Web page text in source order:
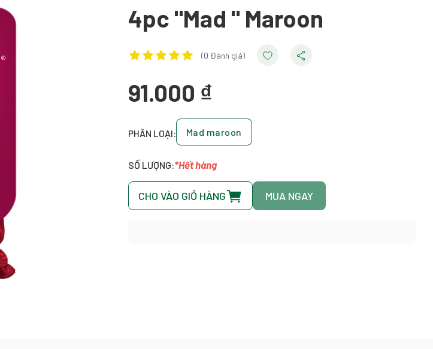
4pc "Mad " Maroon
(0 Đánh giá)
91.000 ₫
PHÂN LOẠI: Mad maroon
SỐ LƯỢNG:*Hết hàng
CHO VÀO GIỎ HÀNG MUA NGAY